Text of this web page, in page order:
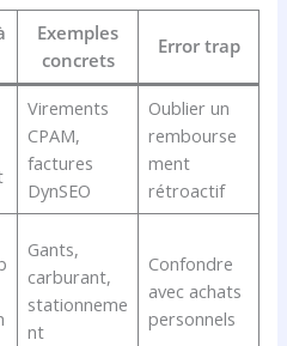
Exemples
concrets
Error trap
Virements
CPAM,
factures
DynSEO
Oublier un
rembourse
ment
rétroactif
Gants,
carburant,
stationneme
nt
Confondre
avec achats
personnels